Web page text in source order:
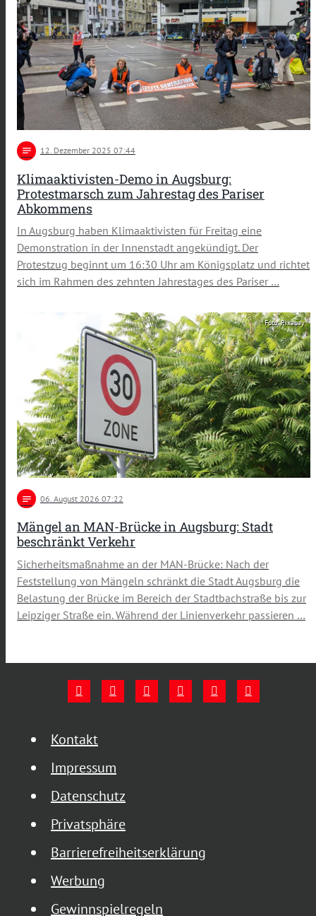
notes 12. Dezember 2025 07:44
Klimaaktivisten-Demo in Augsburg:
Protestmarsch zum Jahrestag des Pariser
Abkommens
In Augsburg haben Klimaaktivisten für Freitag eine
Demonstration in der Innenstadt angekündigt. Der
Protestzug beginnt um 16:30 Uhr am Königsplatz und richtet
sich im Rahmen des zehnten Jahrestages des Pariser …
Foto: Pixabay
notes 06 . August 2026 07:22
Mängel an MAN-Brücke in Augsburg: Stadt
beschränkt Verkehr
Sicherheitsmaßnahme an der MAN-Brücke: Nach der
Feststellung von Mängeln schränkt die Stadt Augsburg die
Belastung der Brücke im Bereich der Stadtbachstraße bis zur
Leipziger Straße ein. Während der Linienverkehr passieren …
Kontakt
Impressum
Datenschutz
Privatsphäre
Barrierefreiheitserklärung
Werbung
Gewinnspielregeln